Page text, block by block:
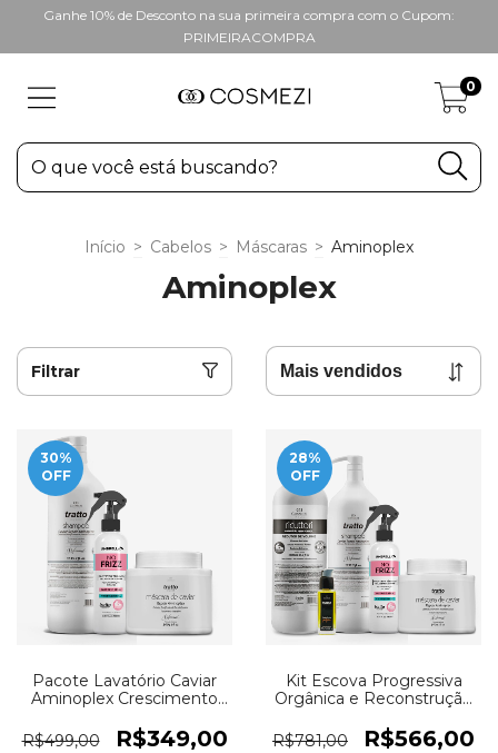
Ganhe 10% de Desconto na sua primeira compra com o Cupom:
PRIMEIRACOMPRA
0
Início > Cabelos > Máscaras > Aminoplex
Aminoplex
Filtrar
30%
OFF
Pacote Lavatório Caviar
Aminoplex Crescimento
R$499,00
R$349,00
28%
OFF
Kit Escova Progressiva
Orgânica e Reconstrução
R$781,00
R$566,00